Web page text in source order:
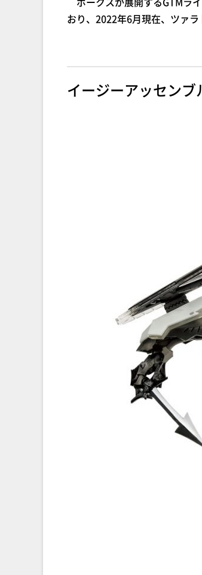
おり、2022年6月現在、ツァ
イージーアッセン